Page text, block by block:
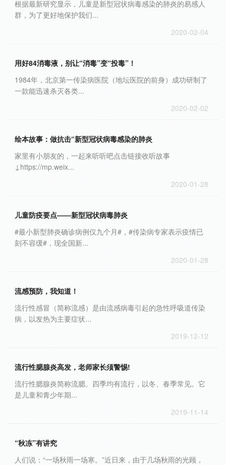
根据最新研究显示，儿童是新型冠状病毒感染的肺炎的易感人
群，为了更好地保护我们...
2020-02-04
用好84消毒液，别让“消毒”变“投毒”！
1984年，北京第一传染病医院（地坛医院的前身）成功研制了
一款能迅速杀灭各类...
2020-02-02
绘本故事：做抗击“新型冠状病毒感染的肺炎
家里有小朋友的，一起来听听吧点击链接收听故事
↓https://mp.weix...
2020-01-28
儿童防疫要点——新型冠状病毒肺炎
#最小新型肺炎确诊病例仅九个月#，#传染病专家表示疫情已
刻不容缓#，现全国新...
2020-01-28
流感预防，我知道！
流行性感冒（简称流感）是由流感病毒引起的急性呼吸道传染
病，以发热为主要症状...
2019-12-12
流行性腮腺炎高发，老师家长须警惕!
流行性腮腺炎简称流腮。四季均有流行，以冬、春季常见。它
是儿童和青少年期...
2019-11-14
“秋冻”有讲究
人们说：“一场秋雨一场寒。”近日来，由于几场秋雨的光顾，